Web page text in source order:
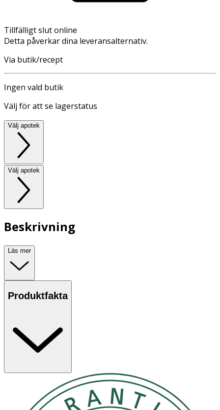
Tillfälligt slut online
Detta påverkar dina leveransalternativ.
Via butik/recept
Ingen vald butik
Välj för att se lagerstatus
Välj apotek
Välj apotek
Beskrivning
Läs mer
Produktfakta